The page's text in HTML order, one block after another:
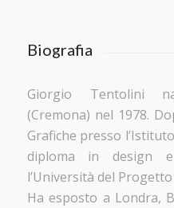
Biografia
Giorgio Tentolini
(Cremona) nel 1978.
Grafiche presso
diploma in design e
l’Università del
Ha esposto a Londra,